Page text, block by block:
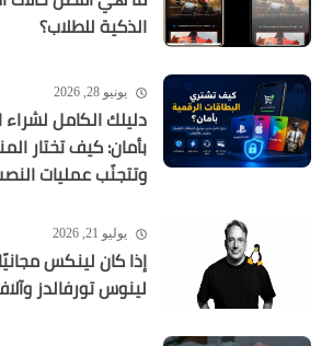
الذكية للطلاب؟
يونيو 28, 2026
دليلك الكامل لشراء
بأمان: كيف تختار
وتتجنّب عمليات النصب
يوليو 21, 2026
إذا كان لينكس
لينوس تورفالدز